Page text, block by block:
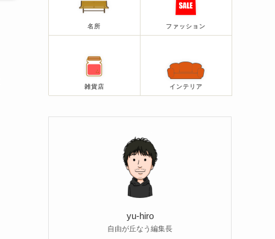
名所 ファッション
雑貨店 インテリア
yu-hiro
自由が丘なう編集長